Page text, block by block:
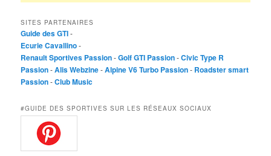
SITES PARTENAIRES
Guide des GTI-
Ecurie Cavallino-
Renault Sportives Passion-Golf GTI Passion-Civic Type R
Passion-Alis Webzine-Alpine V6 Turbo Passion- Roadster smart
Passion-Club Music
#GUIDE DES SPORTIVES SUR LES RÉSEAUX SOCIAUX